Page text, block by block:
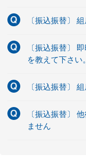
〔振込振替〕
〔振込振替〕
を教えて下さい。
〔振込振替〕
〔振込振替〕
ません